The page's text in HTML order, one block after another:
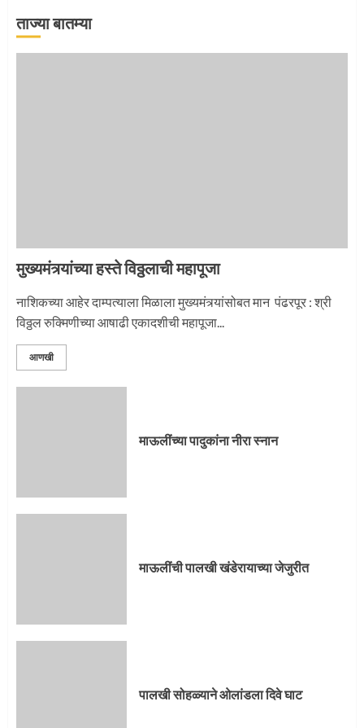
2
3
प्रस्थान सोहळ्यासाठी आळंदी सज्ज
ताज्या बातम्या
मुख्यमंत्र्यांच्या हस्ते विठ्ठलाची महापूजा
नाशिकच्या आहेर दाम्पत्याला मिळाला मुख्यमंत्र्यांसोबत मान पंढरपूर : श्री
विठ्ठल रुक्मिणीच्या आषाढी एकादशीची महापूजा...
आणखी
माऊलींच्या पादुकांना नीरा स्नान
माऊलींची पालखी खंडेरायाच्या जेजुरीत
पालखी सोहळ्याने ओलांडला दिवे घाट
3
माऊलींची पालखी खंडेरायाच्या जेजुरीत
4
पालखी सोहळ्याने ओलांडला दिवे घाट
पुणेकरांकडून पालख्यांचे उत्साही स्वागत